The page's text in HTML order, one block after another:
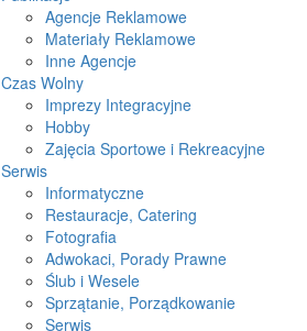
Agencje Reklamowe
Materiały Reklamowe
Inne Agencje
Czas Wolny
Imprezy Integracyjne
Hobby
Zajęcia Sportowe i Rekreacyjne
Serwis
Informatyczne
Restauracje, Catering
Fotografia
Adwokaci, Porady Prawne
Ślub i Wesele
Sprzątanie, Porządkowanie
Serwis